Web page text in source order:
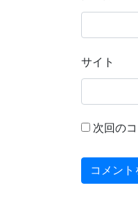
サイト
次回の